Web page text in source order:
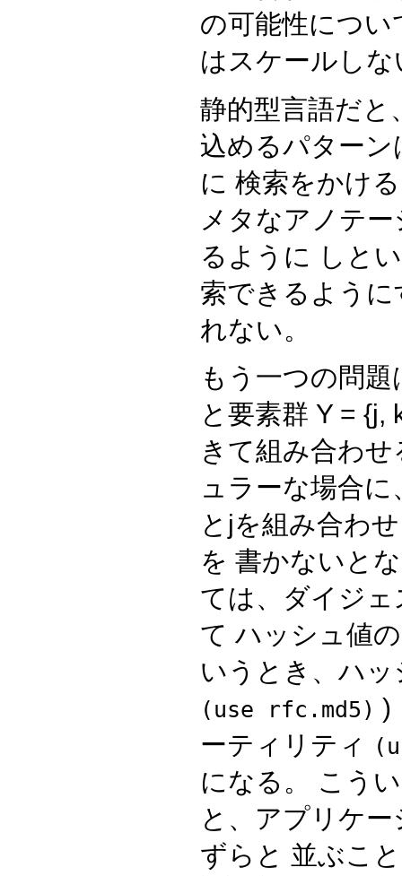
の可能性につ
はスケールしな
静的型言語だと
込めるパター
に 検索をかけ
メタなアノテ
るように しと
索できるよう
れない。
もう一つの問題
と要素群 Y = {j,
きて組み合わ
ュラーな場合
とjを組み合わ
を 書かないと
ては、ダイジ
て ハッシュ値
いうとき、ハ
(use rfc.md5) )
ーティリティ
になる。 こう
と、アプリケ
ずらと 並ぶこ